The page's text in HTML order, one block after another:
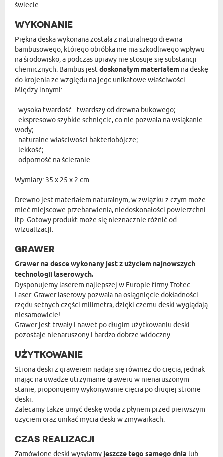
świecie.
WYKONANIE
Piękna deska wykonana została z naturalnego drewna
bambusowego, którego obróbka nie ma szkodliwego wpływu
na środowisko, a podczas uprawy nie stosuje się substancji
chemicznych. Bambus jestdoskonałym materiałem na deskę
do krojenia ze względu na jego unikatowe właściwości.
Między innymi:
- wysoka twardość - twardszy od drewna bukowego;
- ekspresowo szybkie schnięcie, co nie pozwala na wsiąkanie
wody;
- naturalne właściwości bakteriobójcze;
- lekkość;
- odporność na ścieranie.
Wymiary: 35 x 25 x 2 cm
Drewno jest materiałem naturalnym, w związku z czym może
mieć miejscowe przebarwienia, niedoskonałości powierzchni
itp. Gotowy produkt może się nieznacznie różnić od
wizualizacji.
GRAWER
Grawer na desce wykonany jest z użyciem najnowszych
technologii laserowych.
Dysponujemy laserem najlepszej w Europie firmy Trotec
Laser. Grawer laserowy pozwala na osiągnięcie dokładności
rzędu setnych części milimetra, dzięki czemu deski wyglądają
niesamowicie!
Grawer jest trwały i nawet po długim użytkowaniu deski
pozostaje nienaruszony i bardzo dobrze widoczny.
UŻYTKOWANIE
Strona deski z grawerem nadaje się również do cięcia, jednak
mając na uwadze utrzymanie graweru w nienaruszonym
stanie, proponujemy wykonywanie cięcia po drugiej stronie
deski.
Zalecamy także umyć deskę wodą z płynem przed pierwszym
użyciem oraz unikać mycia deski w zmywarkach.
CZAS REALIZACJI
Zamówione deski wysyłamyjeszcze tego samego dnia lub